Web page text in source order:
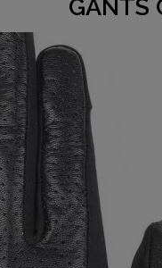
GANTS